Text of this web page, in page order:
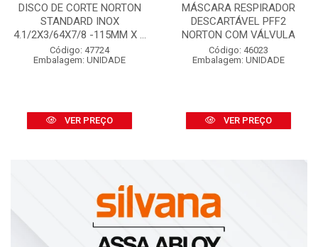
DISCO DE CORTE NORTON
STANDARD INOX
4.1/2X3/64X7/8 -115MM X ...
Código: 47724
Embalagem: UNIDADE
VER PREÇO
MÁSCARA RESPIRADOR
DESCARTÁVEL PFF2
NORTON COM VÁLVULA
Código: 46023
Embalagem: UNIDADE
VER PREÇO